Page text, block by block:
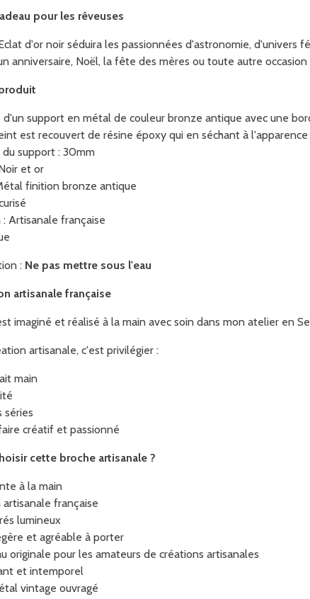
pour les rêveuses
d'or noir séduira les passionnées d'astronomie, d'univers
anniversaire, Noël, la fête des mères ou toute autre occasion
d'un support en métal de couleur bronze antique avec une
est recouvert de résine époxy qui en séchant à l'apparence
support : 30mm
et or
finition bronze antique
: Artisanale française
: Ne pas mettre sous l'eau
artisanale française
imaginé et réalisé à la main avec soin dans mon atelier en
artisanale, c'est privilégier :
main
séries
créatif et passionné
cette broche artisanale ?
à la main
artisanale française
lumineux
et agréable à porter
originale pour les amateurs de créations artisanales
et intemporel
vintage ouvragé